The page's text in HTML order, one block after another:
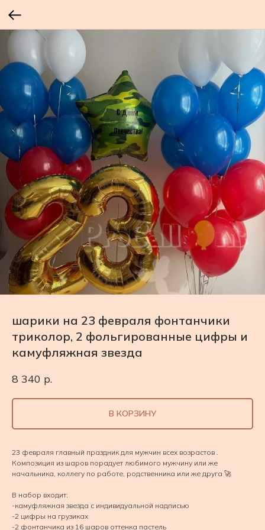
шарики на 23 февраля фонтанчики
триколор, 2 фольгированные цифры и
камуфляжная звезда
8 340 р.
В КОРЗИНУ
23 февраля главный праздник для мужчин всех возрастов .
Композиция из шаров порадует любимого мужчину или же
начальника, коллегу по работе, родственника или же друга 🚀
В набор входит:
-камуфляжная звезда с индивидуальной надписью
-2 цифры на грузиках
-2 фонтанчика из 16 шаров оттенка пастель